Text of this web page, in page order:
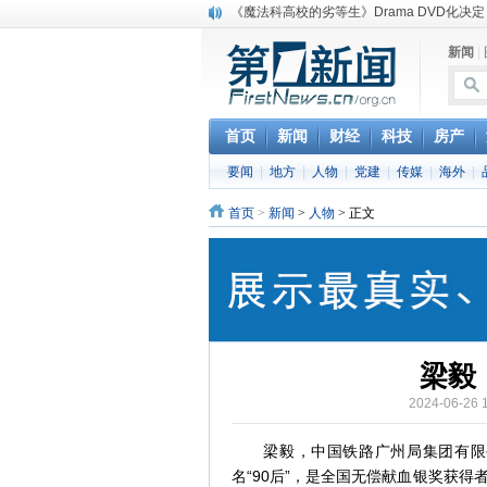
《魔法科高校的劣等生》Drama DVD化决定
消息称刘强东要求京东商城明年扭亏为盈
保健品也能吃出一身病? 康宝莱员工自揭多
煤价"跳水"电企利润"蹦高" 电煤联动亟待完善
苹果公司自建太阳能电厂为数据中心供电
吃饭、睡觉、黑人人？
网络电商和传统出版商的角逐：亚马逊停止
英国小猫因长得像希特勒遭袭 被扔垃圾左眼
《中二病也想谈恋爱》女主角特报预告公开
新闻
首页 新闻 财经 科技 房产
要闻 地方 人物 党建 传媒 海外
首页 > 新闻 > 人物 > 正文
梁毅
2024-06-26
梁毅，中国铁路广州局集团有限
名“90后”，是全国无偿献血银奖获得